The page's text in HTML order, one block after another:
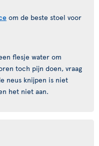
om de beste stoel voor
flesje water om
toch pijn doen, vraag
neus knijpen is niet
het niet aan.